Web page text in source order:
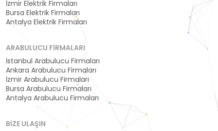
İzmir Elektrik Firmaları
Bursa Elektrik Firmaları
Antalya Elektrik Firmaları
ARABULUCU FIRMALARI
İstanbul Arabulucu Firmaları
Ankara Arabulucu Firmaları
İzmir Arabulucu Firmaları
Bursa Arabulucu Firmaları
Antalya Arabulucu Firmaları
BIZE ULAŞIN